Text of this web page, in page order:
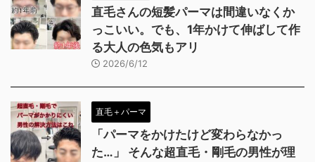
直毛さんの短髪パーマは間違いなくか
っこいい。でも、1年かけて伸ばして作
る大人の色気もアリ
2026/6/12
直毛＋パーマ
「パーマをかけたけど変わらなかっ
た…」 そんな超直毛・剛毛の男性が理